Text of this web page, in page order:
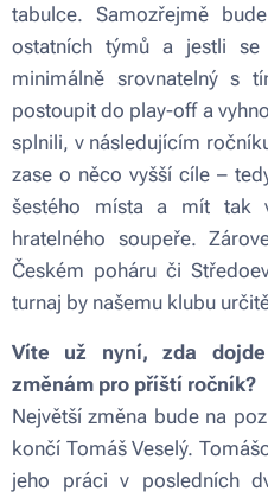
tabulce. Samozřejmě
ostatních týmů a jestli
minimálně srovnatelný s
postoupit do play-off a
splnili, v následujícím
zase o něco vyšší cíle –
šestého místa a mít tak
hratelného soupeře.
Českém poháru či
turnaj by našemu klubu
Víte už nyní, zda
změnám pro příští ročník?
Největší změna bude na
končí Tomáš Veselý.
jeho práci v posledních